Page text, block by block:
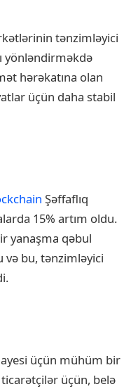
tənzimləyici
yönləndirməkdə
hərəkatına olan
üçün daha stabil
Şəffaflıq
15% artım oldu.
yanaşma qəbul
və bu, tənzimləyici
üçün mühüm bir
üçün, belə